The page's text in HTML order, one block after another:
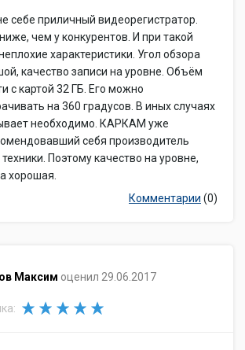
себе приличный видеорегистратор.
чем у конкурентов. И при такой
характеристики. Угол обзора
качество записи на уровне. Объём
с картой 32 ГБ. Его можно
на 360 градусов. В иных случаях
необходимо. КАРКАМ уже
себя производитель
техники. Поэтому качество на уровне,
хорошая.
Комментарии (0)
Максим оценил 29.06.2017